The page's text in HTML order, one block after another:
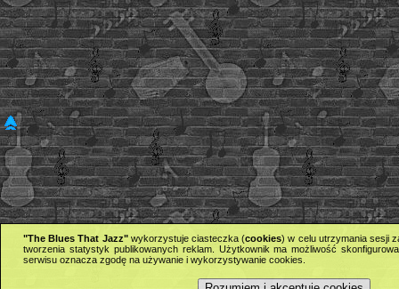
"The Blues That Jazz"wykorzystuje ciasteczka (cookies) w celu utrzymania sesji
tworzenia statystyk publikowanych reklam. Użytkownik ma możliwość
serwisu oznacza zgodę na używanie i wykorzystywanie cookies.